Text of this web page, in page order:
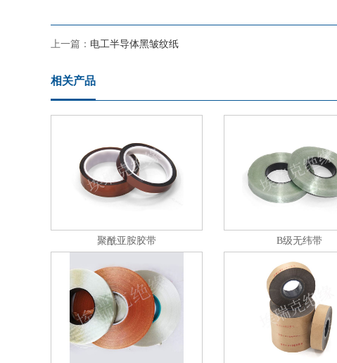
上一篇： 电工半导体黑皱纹纸
相关产品
聚酰亚胺胶带 B级无纬带